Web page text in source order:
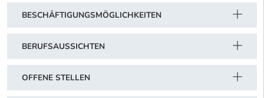
BESCHÄFTIGUNGSMÖGLICHKEITEN
BERUFSAUSSICHTEN
OFFENE STELLEN